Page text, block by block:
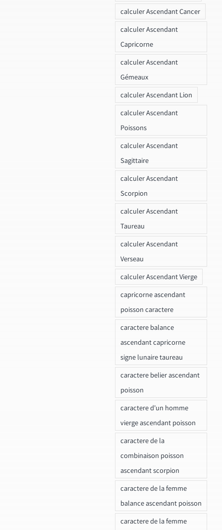
calculer Ascendant Cancer
calculer Ascendant
Capricorne
calculer Ascendant
Gémeaux
calculer Ascendant Lion
calculer Ascendant
Poissons
calculer Ascendant
Sagittaire
calculer Ascendant
Scorpion
calculer Ascendant
Taureau
calculer Ascendant
Verseau
calculer Ascendant Vierge
capricorne ascendant
poisson caractere
caractere balance
ascendant capricorne
signe lunaire taureau
caractere belier ascendant
poisson
caractere d'un homme
vierge ascendant poisson
caractere de la
combinaison poisson
ascendant scorpion
caractere de la femme
balance ascendant poisson
caractere de la femme